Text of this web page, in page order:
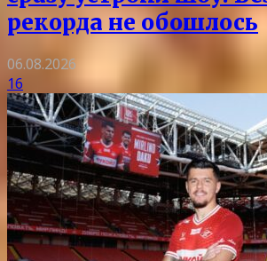
рекорда не обошлось
06.08.2026
16